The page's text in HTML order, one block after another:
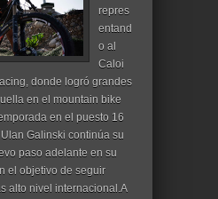
repres
entand
o al
Caloi
donde logró grandes
en el mountain bike
en el puesto 16
Galinski continúa su
paso adelante en su
el objetivo de seguir
alto nivel internacional.A